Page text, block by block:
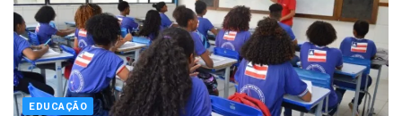
EDUCAÇÃO